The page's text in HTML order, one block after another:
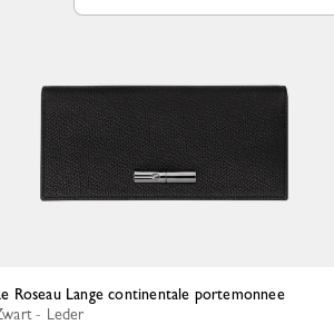
Le Roseau Lange continentale portemonnee
Zwart - Leder